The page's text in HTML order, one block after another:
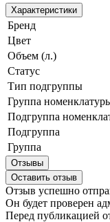
Характеристики
Бренд
Цвет
Объем (л.)
Статус
Тип подгруппы
Группа
Подгруппа
Подгруппа
Группа
Отзывы
Оставить отзыв
Отзыв успешно
Он будет проверен
Перед публикацией